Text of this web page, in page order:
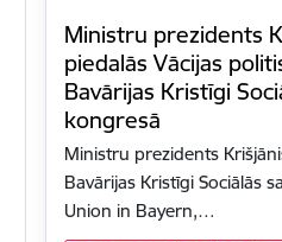
Ministru prezidents
piedalās Vācijas
Bavārijas Kristīgi
kongresā
Ministru prezidents
Bavārijas Kristīgi Sociālās
Union in Bayern,…